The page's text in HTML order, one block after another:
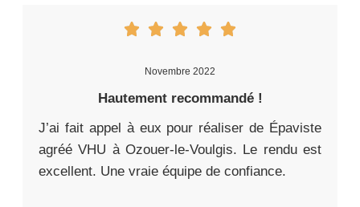
Novembre 2022
Hautement recommandé !
J’ai fait appel à eux pour réaliser de Épaviste
agréé VHU à Ozouer-le-Voulgis. Le rendu est
excellent. Une vraie équipe de confiance.